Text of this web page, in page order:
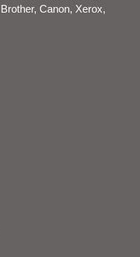
Canon, Xerox,